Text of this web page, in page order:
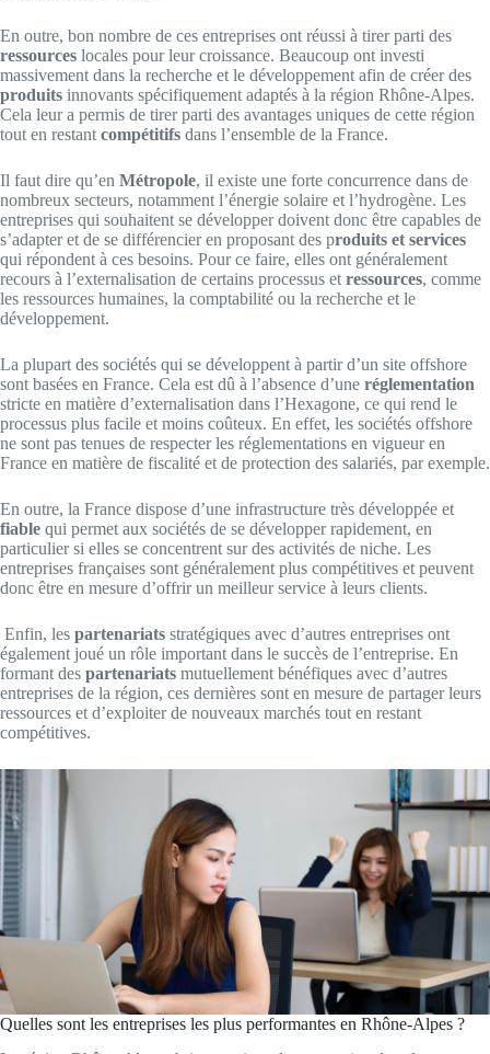
En outre, bon nombre de ces entreprises ont réussi à tirer parti des
ressources locales pour leur croissance. Beaucoup ont investi
massivement dans la recherche et le développement afin de créer des
produits innovants spécifiquement adaptés à la région Rhône-Alpes.
Cela leur a permis de tirer parti des avantages uniques de cette région
tout en restant compétitifs dans l’ensemble de la France.
Il faut dire qu’en Métropole, il existe une forte concurrence dans de
nombreux secteurs, notamment l’énergie solaire et l’hydrogène. Les
entreprises qui souhaitent se développer doivent donc être capables de
s’adapter et de se différencier en proposant des produits et services
qui répondent à ces besoins. Pour ce faire, elles ont généralement
recours à l’externalisation de certains processus et ressources, comme
les ressources humaines, la comptabilité ou la recherche et le
développement.
La plupart des sociétés qui se développent à partir d’un site offshore
sont basées en France. Cela est dû à l’absence d’une réglementation
stricte en matière d’externalisation dans l’Hexagone, ce qui rend le
processus plus facile et moins coûteux. En effet, les sociétés offshore
ne sont pas tenues de respecter les réglementations en vigueur en
France en matière de fiscalité et de protection des salariés, par exemple.
En outre, la France dispose d’une infrastructure très développée et
fiable qui permet aux sociétés de se développer rapidement, en
particulier si elles se concentrent sur des activités de niche. Les
entreprises françaises sont généralement plus compétitives et peuvent
donc être en mesure d’offrir un meilleur service à leurs clients.
Enfin, les partenariats stratégiques avec d’autres entreprises ont
également joué un rôle important dans le succès de l’entreprise. En
formant des partenariats mutuellement bénéfiques avec d’autres
entreprises de la région, ces dernières sont en mesure de partager leurs
ressources et d’exploiter de nouveaux marchés tout en restant
compétitives.
Quelles sont les entreprises les plus performantes en Rhône-Alpes ?